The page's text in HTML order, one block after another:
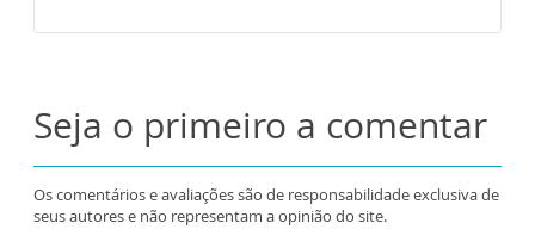
Seja o primeiro a comentar
Os comentários e avaliações são de responsabilidade exclusiva de
seus autores e não representam a opinião do site.